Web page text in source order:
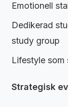
Emotionell
Dedikerad
study group
Lifestyle
Strategisk